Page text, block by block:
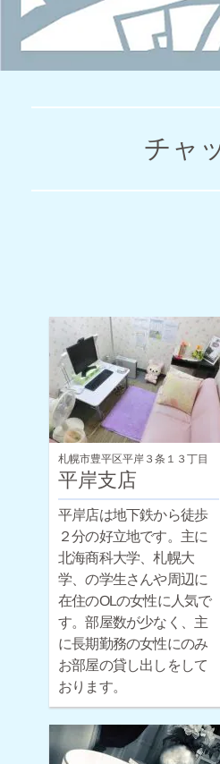
チャ
札幌市豊平区平岸３条１３丁目
平岸支店
平岸店は地下鉄から徒歩
２分の好立地です。主に
北海商科大学、札幌大
学、の学生さんや周辺に
在住のOLの女性に人気で
す。部屋数が少なく、主
に長期勤務の女性にのみ
お部屋の貸し出しをして
おります。